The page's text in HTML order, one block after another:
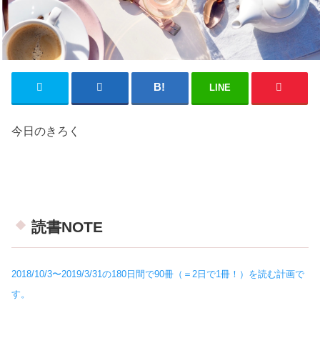
LINE
今日のきろく
読書NOTE
2018/10/3〜2019/3/31の180日間で90冊（＝2日で1冊！）を読む計画で
す。